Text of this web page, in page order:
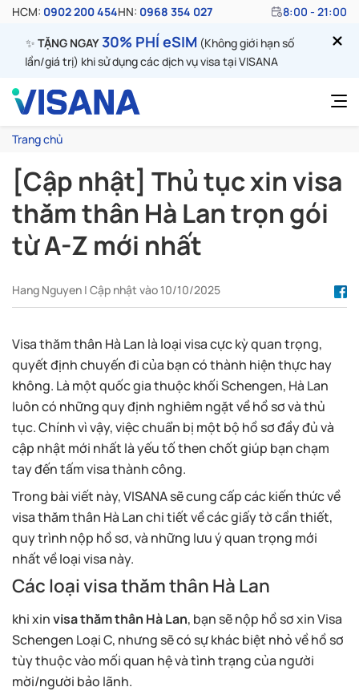
HCM: 0902 200 454HN: 0968 354 027 8:00 - 21:00
✨ TẶNG NGAY30% PHÍ eSIM (Không giới hạn số
lần/giá trị) khi sử dụng các dịch vụ visa tại VISANA
Trang chủ
[Cập nhật] Thủ tục xin visa
thăm thân Hà Lan trọn gói
từ A-Z mới nhất
Hang Nguyen | Cập nhật vào 10/10/2025
Visa thăm thân Hà Lan là loại visa cực kỳ quan trọng,
quyết định chuyến đi của bạn có thành hiện thực hay
không. Là một quốc gia thuộc khối Schengen, Hà Lan
luôn có những quy định nghiêm ngặt về hồ sơ và thủ
tục. Chính vì vậy, việc chuẩn bị một bộ hồ sơ đầy đủ và
cập nhật mới nhất là yếu tố then chốt giúp bạn chạm
tay đến tấm visa thành công.
Trong bài viết này, VISANA sẽ cung cấp các kiến thức về
visa thăm thân Hà Lan chi tiết về các giấy tờ cần thiết,
quy trình nộp hồ sơ, và những lưu ý quan trọng mới
nhất về loại visa này.
Các loại visa thăm thân Hà Lan
khi xinvisa thăm thân Hà Lan, bạn sẽ nộp hồ sơ xin Visa
Schengen Loại C, nhưng sẽ có sự khác biệt nhỏ về hồ sơ
tùy thuộc vào mối quan hệ và tình trạng của người
mời/người bảo lãnh.